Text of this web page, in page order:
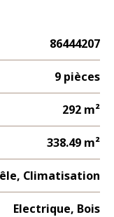
86444207
9 pièces
292 m²
338.49 m²
Climatisation
Electrique, Bois